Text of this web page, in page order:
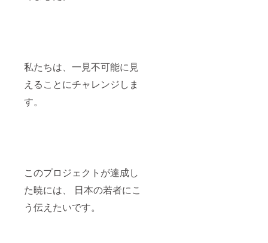
私たちは、一見不可能に見
えることにチャレンジしま
す。
このプロジェクトが達成し
た暁には、 日本の若者にこ
う伝えたいです。